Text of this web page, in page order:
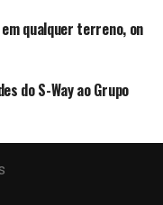
qualquer terreno, on
do S-Way ao Grupo